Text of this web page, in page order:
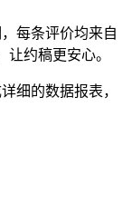
每条评价均来自
约稿更安心。
细的数据报表，